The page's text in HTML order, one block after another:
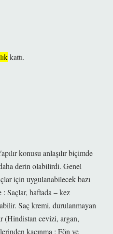
kattı.
konusu anlaşılır biçimde
derin olabilirdi. Genel
için uygulanabilecek bazı
Saçlar, haftada – kez
Saç kremi, durulanmayan
(Hindistan cevizi, argan,
kaçınma : Fön ve